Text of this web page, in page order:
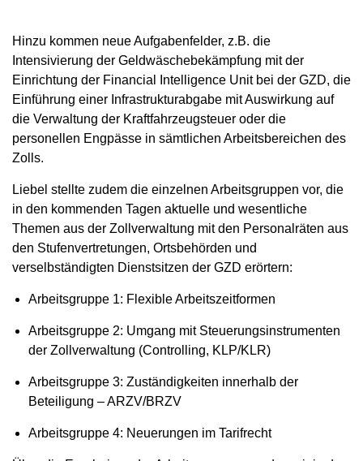
Hinzu kommen neue Aufgabenfelder, z.B. die
Intensivierung der Geldwäschebekämpfung mit der
Einrichtung der Financial Intelligence Unit bei der GZD, die
Einführung einer Infrastrukturabgabe mit Auswirkung auf
die Verwaltung der Kraftfahrzeugsteuer oder die
personellen Engpässe in sämtlichen Arbeitsbereichen des
Zolls.
Liebel stellte zudem die einzelnen Arbeitsgruppen vor, die
in den kommenden Tagen aktuelle und wesentliche
Themen aus der Zollverwaltung mit den Personalräten aus
den Stufenvertretungen, Ortsbehörden und
verselbständigten Dienstsitzen der GZD erörtern:
Arbeitsgruppe 1: Flexible Arbeitszeitformen
Arbeitsgruppe 2: Umgang mit Steuerungsinstrumenten
der Zollverwaltung (Controlling, KLP/KLR)
Arbeitsgruppe 3: Zuständigkeiten innerhalb der
Beteiligung – ARZV/BRZV
Arbeitsgruppe 4: Neuerungen im Tarifrecht